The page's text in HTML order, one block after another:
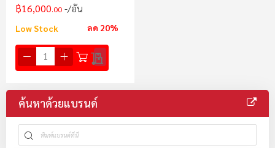
฿16,000.00 /อัน
Low Stock ลด 20%
ค้นหาด้วยแบรนด์